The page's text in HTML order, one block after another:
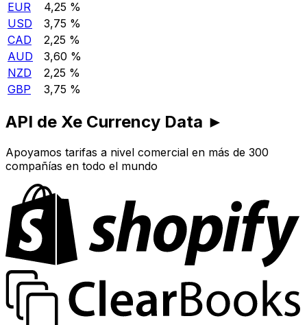
EUR
4,25 %
USD
3,75 %
CAD
2,25 %
AUD
3,60 %
NZD
2,25 %
GBP
3,75 %
API de Xe Currency Data ►
Apoyamos tarifas a nivel comercial en más de 300
compañías en todo el mundo